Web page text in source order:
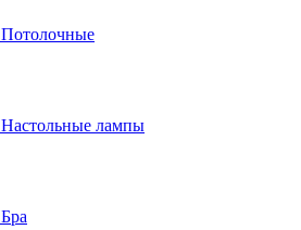
Потолочные
Настольные лампы
Бра